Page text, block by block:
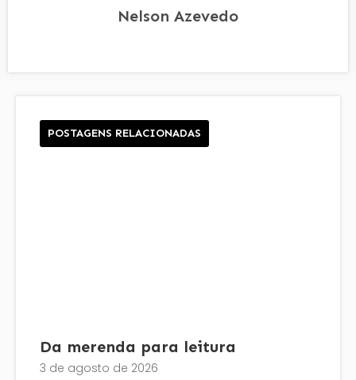
Nelson Azevedo
POSTAGENS RELACIONADAS
Da merenda para leitura
3 de agosto de 2026